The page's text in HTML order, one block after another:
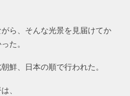
ら、そんな光景を見届けてか
た。
鮮、日本の順で行われた。
、